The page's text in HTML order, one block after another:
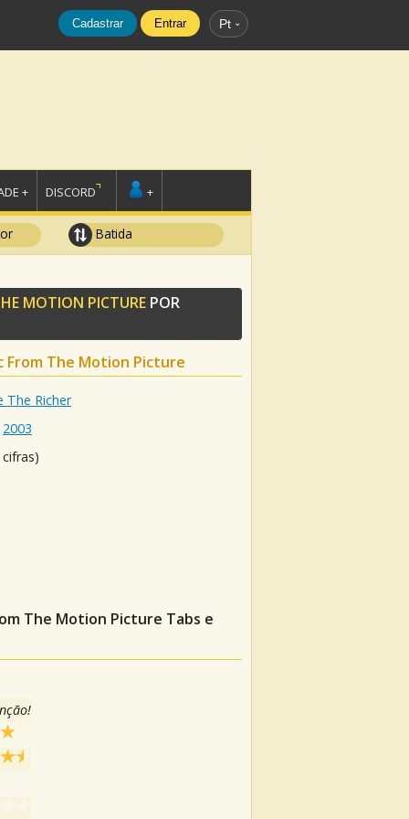
Cadastrar Entrar Pt
+ DISCORD +
Batida
MOTION PICTURE POR
From The Motion Picture
The Richer
2003
The Motion Picture Tabs e